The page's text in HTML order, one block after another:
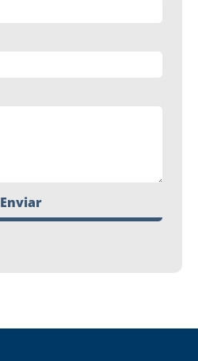
Enviar